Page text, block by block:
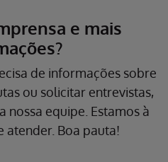
e mais
de informações sobre
ou solicitar entrevistas,
nossa equipe. Estamos à
atender. Boa pauta!